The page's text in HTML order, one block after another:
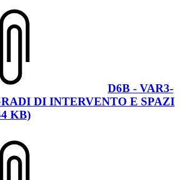
D6B - VAR3-
DI INTERVENTO E SPAZI
KB)